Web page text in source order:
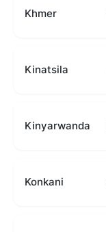
Khmer
Kinatsila
Kinyarwanda
Konkani